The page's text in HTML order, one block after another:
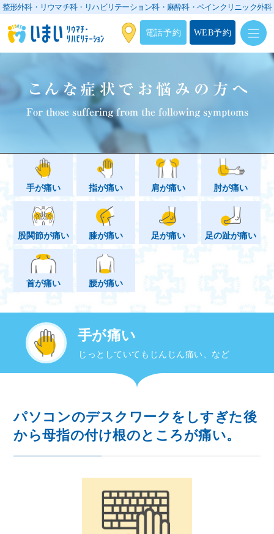
整形外科・リウマチ科・リハビリテーション科・ 麻酔科・ペインクリニック外科
電話予約 WEB予約
こんな症状でお悩みの方へ
For those suffering from the following symptoms
手が痛い 指が痛い 肩が痛い 肘が痛い
股関節が痛い 膝が痛い 足が痛い 足の趾が痛い
首が痛い 腰が痛い
手が痛い
じっとしていてもじんじん痛い、など
パソコンのデスクワークをしすぎた後
から母指の付け根のところが痛い。